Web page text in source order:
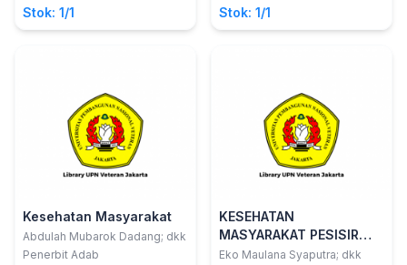
Sensori dan Persarafan
Stok: 1/1 Stok: 1/1
Kesehatan Masyarakat
Abdulah Mubarok Dadang; dkk
Penerbit Adab
KESEHATAN
MASYARAKAT PESISIR
DAN KEPULAUAN
Eko Maulana Syaputra; dkk